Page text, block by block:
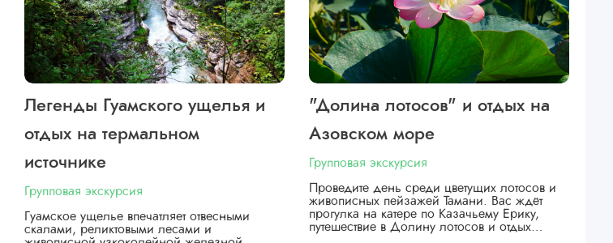
Легенды Гуамского ущелья и
отдых на термальном
источнике
Групповая экскурсия
Гуамское ущелье впечатляет отвесными
скалами, реликтовыми лесами и
"Долина лотосов" и отдых на
Азовском море
Групповая экскурсия
Проведите день среди цветущих лотосов и
живописных пейзажей Тамани. Вас ждёт
прогулка на катере по Казачьему Ерику,
путешествие в Долину лотосов и отдых…